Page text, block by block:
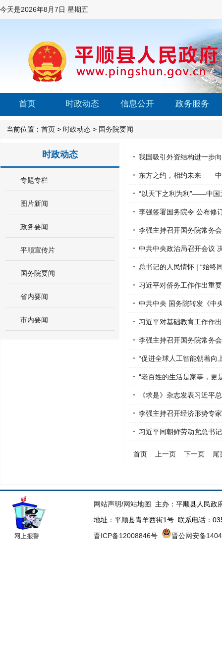
今天是2026年8月7日 星期五
首页 时政动态 信息公开 政务服务
当前位置： 首页 > 时政动态 > 国务院要闻
时政动态
专题专栏
图片新闻
政务要闻
平顺宣传片
国务院要闻
省内要闻
市内要闻
我国吸引外资结构进一步
东方之约，相约未来——中
“以天下之利为利”——中国
李强签署国务院令 公布修
李强主持召开国务院常务
中共中央政治局召开会议
总书记的人民情怀 | “始终
习近平对侨务工作作出重
中共中央 国务院转发《中
习近平对基础教育工作作
李强主持召开国务院常务
“促进全球人工智能朝着
“老百姓的生活是家事，
《求是》杂志发表习近平
李强主持召开经济形势专
习近平同朝鲜劳动党总书
首页 上一页 下一页
网站声明/网站地图
主办：平顺县人民政
地址：平顺县青羊西街1号 联系电话：
晋ICP备12008846号
晋公网安备